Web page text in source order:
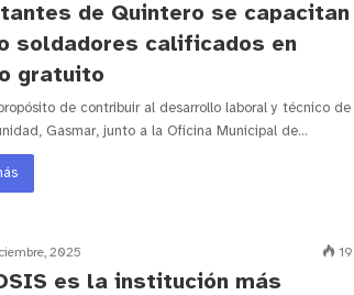
de Quintero se capacitan
soldadores calificados en
gratuito
de contribuir al desarrollo laboral y técnico de
Gasmar, junto a la Oficina Municipal de…
2025 19
es la institución más